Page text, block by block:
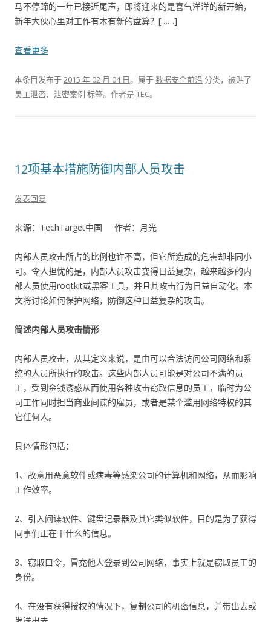
马不停蹄的一年已接近尾声，即将迎来的是喜气洋洋的新开始，
新年大伙心里对工作有木有新的盘算？[……]
查看更多
本条目发布于2015 年 02 月 04 日。属于数据安全前沿分类，被贴了
员工泄密、 泄密案例 标签。 作者是TEC。
12项基本措施防御内部人员攻击
发表回复
来源：TechTarget中国 作者：月光
内部人员攻击所占的比例也许不高，但它所造成的危害却非同小
可。令人担忧的是，内部人员攻击变得日益复杂，越来越多的内
部人员使用rootkit或黑客工具，并且其攻击行为日益自动化。本
文将讨论如何保护网络，防御这种日益复杂的攻击。
简述内部人员攻击情形
内部人员攻击，从其定义来说，是由可以合法访问公司网络和系
统的人员所执行的攻击。这些内部人员可能是对公司不满的员
工，受到金钱诱惑从而使用各种攻击窃取信息的员工，临时为公
司工作同时担当商业间谍的雇员，或者是某个滥用网络特权的其
它任何人。
具体情形包括：
1、故意用恶意软件或病毒等感染公司的计算机和网络，从而影响
工作效率。
2、引入间谍软件、键盘记录器及其它类似软件，目的是为了获得
同事们正在干什么的信息。
3、窃取口令，冒充他人登录到公司网络，事实上就是窃取员工的
身份。
4、在没有获得授权的情况下，复制公司的机密信息，并带出去或